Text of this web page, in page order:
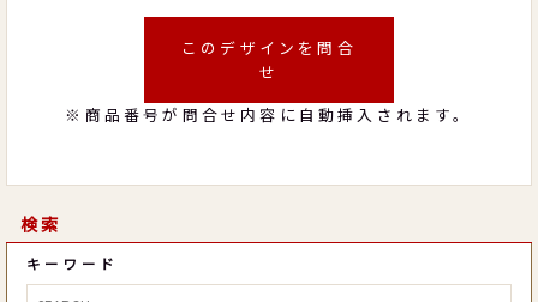
このデザインを問合
せ
※商品番号が問合せ内容に自動挿入されます。
検索
キーワード